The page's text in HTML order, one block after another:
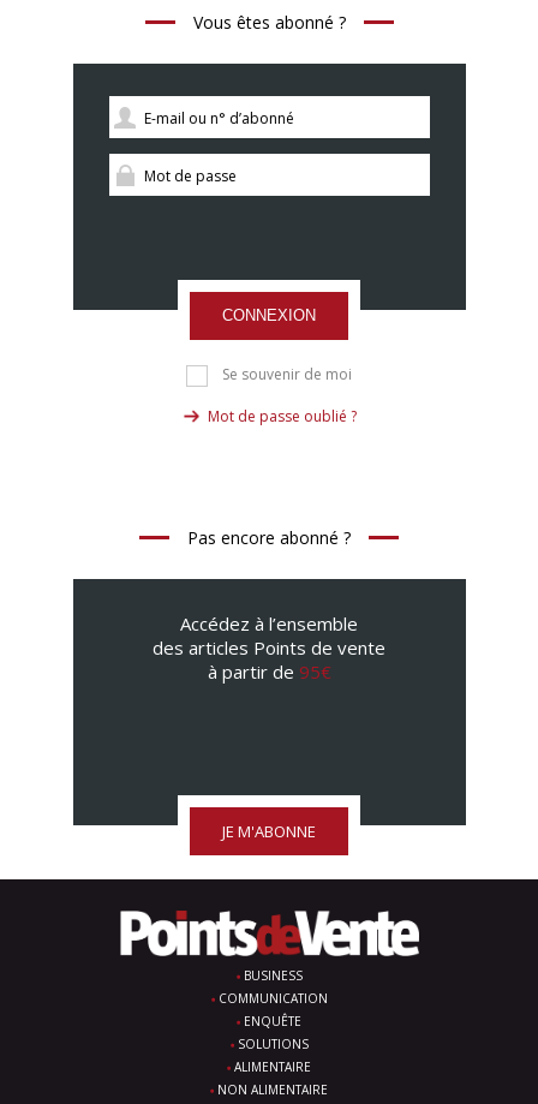
Vous êtes abonné ?
CONNEXION
Se souvenir de moi
Mot de passe oublié ?
Pas encore abonné ?
Accédez à l’ensemble
des articles Points de vente
à partir de 95€
JE M'ABONNE
BUSINESS
COMMUNICATION
ENQUÊTE
SOLUTIONS
ALIMENTAIRE
NON ALIMENTAIRE